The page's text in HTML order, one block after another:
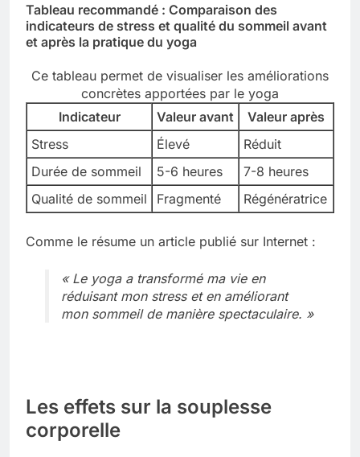
Tableau recommandé : Comparaison des
indicateurs de stress et qualité du sommeil avant
et après la pratique du yoga
Ce tableau permet de visualiser les améliorations
concrètes apportées par le yoga
Indicateur
Valeur avant
Valeur après
Stress
Élevé
Réduit
Durée de sommeil
5-6 heures
7-8 heures
Qualité de sommeil
Fragmenté Régénératrice
Comme le résume un article publié sur Internet :
« Le yoga a transformé ma vie en
réduisant mon stress et en améliorant
mon sommeil de manière spectaculaire. »
Les effets sur la souplesse
corporelle